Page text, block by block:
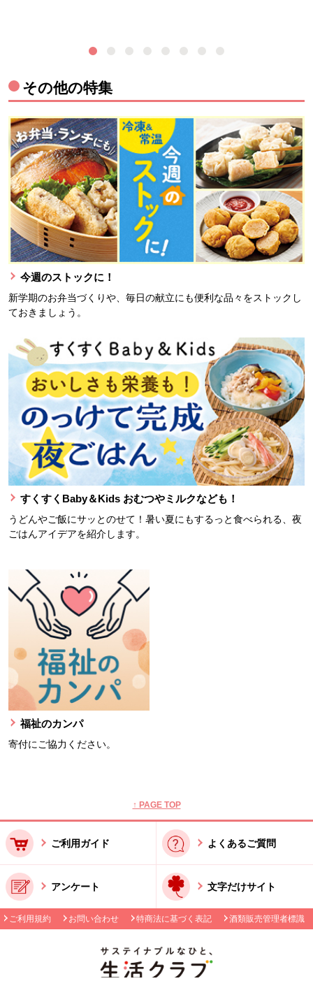
その他の特集
今週のストックに！
新学期のお弁当づくりや、毎日の献立にも便利な品々をストックし
ておきましょう。
すくすくBaby＆Kids おむつやミルクなども！
うどんやご飯にサッとのせて！暑い夏にもするっと食べられる、夜
ごはんアイデアを紹介します。
福祉のカンパ
寄付にご協力ください。
↑ PAGE TOP
ご利用ガイド よくあるご質問
アンケート 文字だけサイト
ご利用規約 お問い合わせ 特商法に基づく表記 酒類販売管理者標識